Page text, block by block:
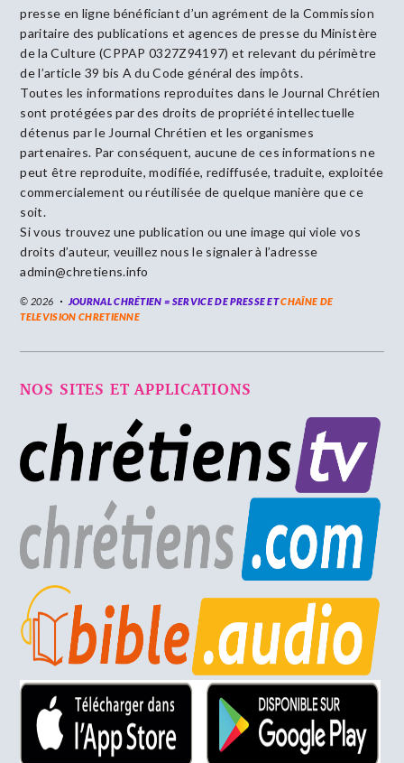
presse en ligne bénéficiant d’un agrément de la Commission
paritaire des publications et agences de presse du Ministère
de la Culture (CPPAP 0327Z94197) et relevant du périmètre
de l’article 39 bis A du Code général des impôts.
Toutes les informations reproduites dans le Journal Chrétien
sont protégées par des droits de propriété intellectuelle
détenus par le Journal Chrétien et les organismes
partenaires. Par conséquent, aucune de ces informations ne
peut être reproduite, modifiée, rediffusée, traduite, exploitée
commercialement ou réutilisée de quelque manière que ce
soit.
Si vous trouvez une publication ou une image qui viole vos
droits d’auteur, veuillez nous le signaler à l’adresse
admin@chretiens.info
© 2026 JOURNAL CHRÉTIEN = SERVICE DE PRESSE ETCHAÎNE DE
TELEVISION CHRETIENNE
NOS SITES ET APPLICATIONS